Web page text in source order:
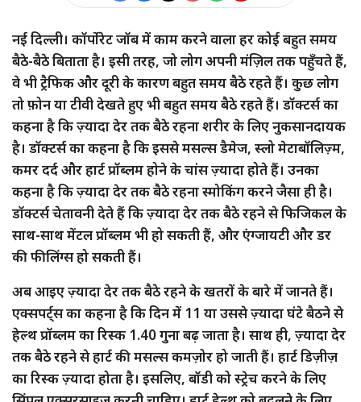
नई दिल्ली। कॉर्पोरेट जॉब में काम करने वाला हर कोई बहुत समय
बैठे-बैठे बिताता है। इसी तरह, जो लोग अपनी मंज़िल तक पहुँचते हैं,
वे भी ट्रैफिक और दूरी के कारण बहुत समय बैठे रहते हैं। कुछ लोग
तो फ़ोन या टीवी देखते हुए भी बहुत समय बैठे रहते हैं। डॉक्टर्स का
कहना है कि ज़्यादा देर तक बैठे रहना शरीर के लिए नुकसानदायक
है। डॉक्टर्स का कहना है कि इससे मसल्स डैमेज, स्लो मेटाबॉलिज़्म,
कमर दर्द और हार्ट प्रॉब्लम होने के चांस ज़्यादा होते हैं। उनका
कहना है कि ज़्यादा देर तक बैठे रहना स्मोकिंग करने जैसा ही है।
डॉक्टर्स चेतावनी देते हैं कि ज़्यादा देर तक बैठे रहने से फिजिकल के
साथ-साथ मेंटल प्रॉब्लम भी हो सकती हैं, और एंग्जायटी और डर
की फीलिंग्स हो सकती हैं।
अब आइए ज़्यादा देर तक बैठे रहने के खतरों के बारे में जानते हैं।
एक्सपर्ट्स का कहना है कि दिन में 11 या उससे ज़्यादा घंटे बैठने से
हेल्थ प्रॉब्लम का रिस्क 1.40 गुना बढ़ जाता है। साथ ही, ज़्यादा देर
तक बैठे रहने से हार्ट की मसल्स कमज़ोर हो जाती हैं। हार्ट डिज़ीज़
का रिस्क ज़्यादा होता है। इसलिए, बॉडी को स्ट्रेच करने के लिए